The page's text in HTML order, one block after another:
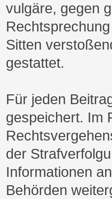
vulgäre, gegen
Sitten
gestattet.
Für jeden
gespeichert. Im
der
Informationen
Behörden